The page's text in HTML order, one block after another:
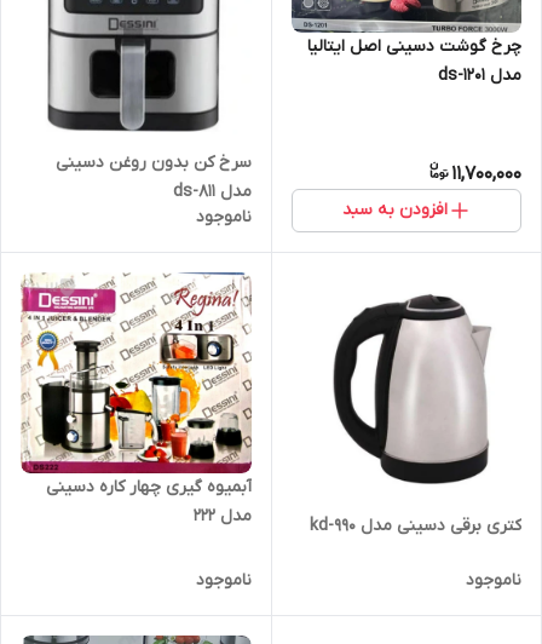
چرخ گوشت دسینی اصل ایتالیا
مدل ds-1201
11,700,000
افزودن به سبد
سرخ کن بدون روغن دسینی
مدل ds-811
ناموجود
کتری برقی دسینی مدل kd-990
ناموجود
آبمیوه گیری چهار کاره دسینی
مدل 222
ناموجود